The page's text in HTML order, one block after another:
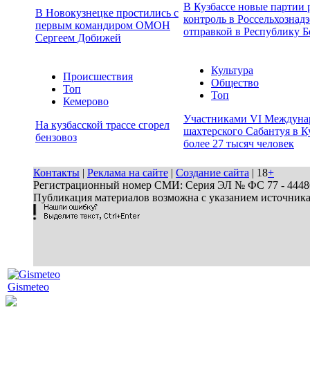
В Новокузнецке простились с
первым командиром ОМОН
Сергеем Добижей
В Кузбассе новые партии
контроль в
отправкой в Республику
Происшествия
Топ
Кемерово
На кузбасской трассе сгорел
бензовоз
Культура
Общество
Топ
Участниками VI
шахтерского Сабантуя в
более 27 тысяч человек
Контакты | Реклама на сайте | Создание сайта | 18+
Регистрационный номер СМИ: Серия ЭЛ № ФС 77 - 44486
Публикация материалов возможна с указанием
Gismeteo